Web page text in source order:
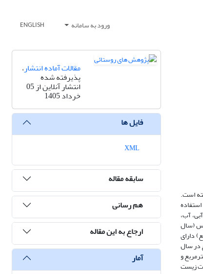
ورود به سامانه ENGLISH
روستایی شهرستان شوش (7 دهستان) پرداخته است.
جنگل های تصادفی) استفاده
آب،
212.36 کیلومترمربع)، سید عباس (سال
کیلومترمربع و در سال 2023 تقریبا 182.34 کیلومترمربع) دارای
در سال
باغات و اراضی کشاورزی آبی نیز در روستاهای حسین‌آباد (سال 1990 تقریبا 183.49 کیلومترمربع و
زیست
مقالات آماده انتشار،
پذیرفته شده
انتشار آنلاین از 05
خرداد 1405
فایل ها
سابقه مقاله
هم رسانی
ارجاع به این مقاله
آمار